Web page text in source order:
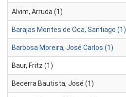
Alvim, Arruda (1)
Barajas Montes de Oca, Santiago (1)
Barbosa Moreira, José Carlos (1)
Baur, Fritz (1)
Becerra Bautista, José (1)